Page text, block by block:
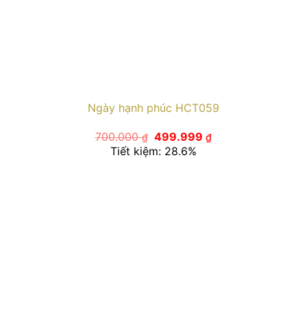
Ngày hạnh phúc HCT059
700.000₫ Giá
gốc
là:
499.999₫Giá
Tiết kiệm: 28.6%